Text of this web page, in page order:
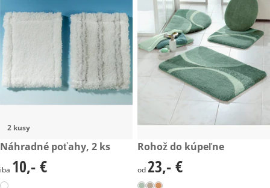
2 kusy
10,- €
Náhradné poťahy, 2 ks
10,- €
iba 10,- €
23,- €
Rohož do kúpeľne
23,- €
od 23,- €